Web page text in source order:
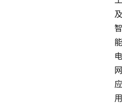
及
智
能
电
网
应
用